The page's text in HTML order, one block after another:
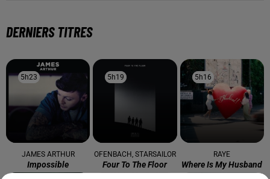
DERNIERS TITRES
5h23
5h23
JAMES ARTHUR
Impossible
5h19
5h19
OFENBACH, STARSAILOR
Four To The Floor
5h16
5h16
RAYE
Where Is My Husband